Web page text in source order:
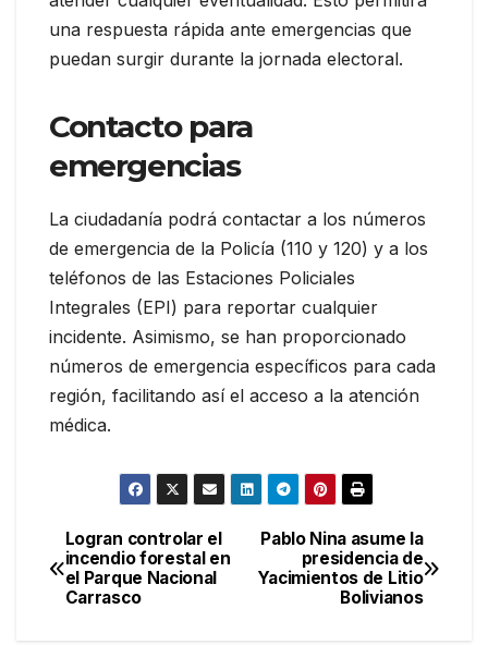
una respuesta rápida ante emergencias que
puedan surgir durante la jornada electoral.
Contacto para
emergencias
La ciudadanía podrá contactar a los números
de emergencia de la Policía (110 y 120) y a los
teléfonos de las Estaciones Policiales
Integrales (EPI) para reportar cualquier
incidente. Asimismo, se han proporcionado
números de emergencia específicos para cada
región, facilitando así el acceso a la atención
médica.
Navegación
de
Pablo Nina asume la
presidencia de
Yacimientos de Litio
Bolivianos
Logran controlar el
incendio forestal en
el Parque Nacional
Carrasco